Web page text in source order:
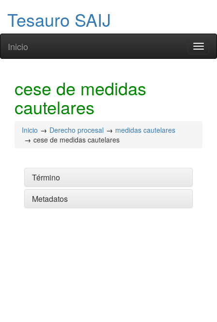
Tesauro SAIJ
Inicio
cese de medidas
cautelares
Inicio Derecho procesal
medidas cautelares
cese de medidas cautelares
Término
Metadatos